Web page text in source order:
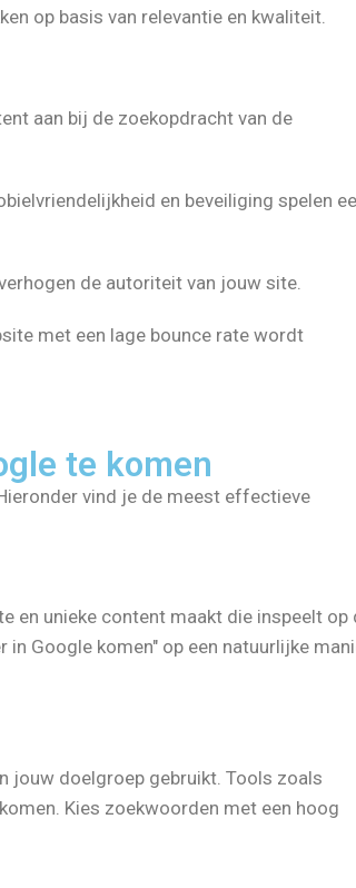
op basis van relevantie en kwaliteit.
aan bij de zoekopdracht van de
en beveiliging spelen
de autoriteit van jouw site.
met een lage bounce rate wordt
te komen
vind je de meest effectieve
en unieke content maakt die inspeelt op
Google komen" op een natuurlijke
jouw doelgroep gebruikt. Tools zoals
Kies zoekwoorden met een hoog